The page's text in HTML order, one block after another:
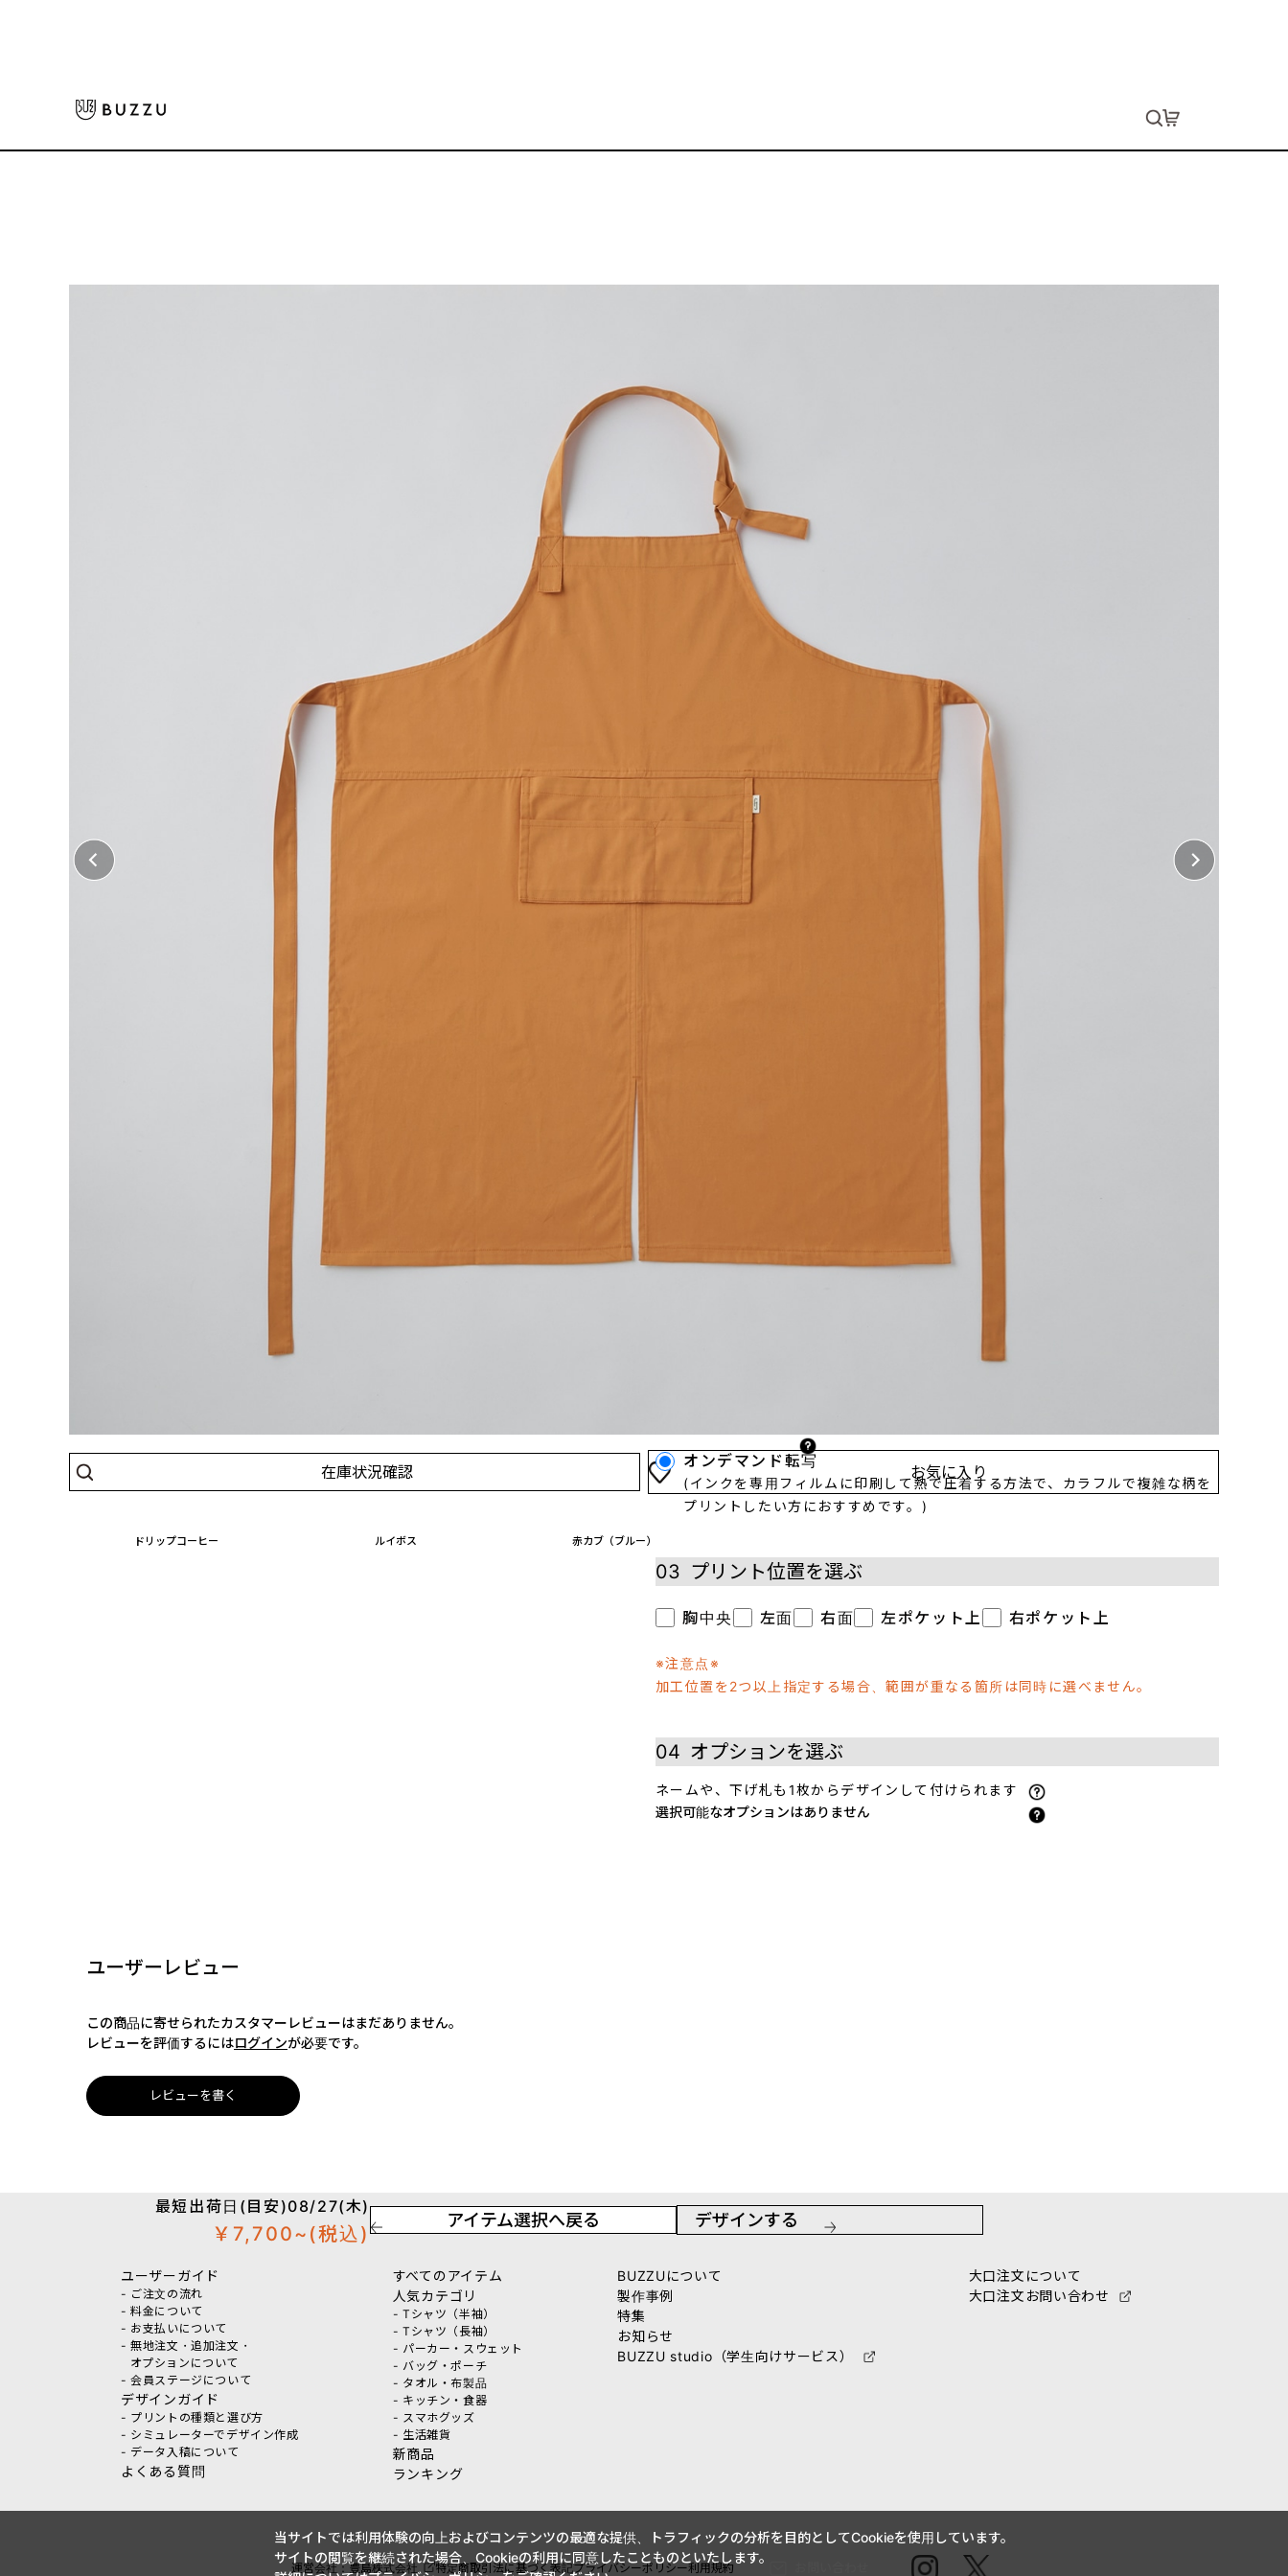
キッチン・食器 >
在庫状況確認 お気に入り
ドリップコーヒー ルイボス 赤カブ（ブルー）
¥7,700～
送料無料丨※プリント代は別途発生します。
プリントなしで購入する
サステナブルラインの【FOODTEXTILE】
ただ捨てられていくものを、生まれ変わらせることで、”食”を中心とした衣・食・住
の生活シーンをファッショナブルに楽しむ。
ファッション業界から食品廃棄物を再活用するプロジェクトです。
食べ物の「色」で染め上げたナチュラルな風合いが特徴です。
フロント部分には小物を分けて入れられるポケット付き。
FOODTEXTILEのネームがちょこんと添えられており、ワンポイントになっていま
ベーシックなデザインながら、大きめのポケットは使い勝手が良い上に、ポケットに
ドリップコーヒー、ルイボス、赤カブ(ブルー)の３色展開。
赤カブの色を抽出するとなぜかブルーになるのが面白いですよね。
ストーリーのあるものは、人にあげても自分で使ってもとても気持ちが良いもの。
少しお値段はしますが、自信を持っておすすめできる１枚です。
入稿規定に関する注意点は
01 カラーを選ぶ
オンデマンド転写
(インクを専用フィルムに印刷して熱で圧着する方法で、カラフルで複雑な柄を
プリントしたい方におすすめです。)
03 プリント位置を選ぶ
胸中央 左面 右面 左ポケット上 右ポケット上
※注意点※
加工位置を2つ以上指定する場合、範囲が重なる箇所は同時に選べません。
04 オプションを選ぶ
ネームや、下げ札も1枚からデザインして付けられます
選択可能なオプションはありません
ユーザーレビュー
この商品に寄せられたカスタマーレビューはまだありません。
レビューを評価するにはログインが必要です。
レビューを書く
最短出荷日(目安)08/27(木)
￥7,700~ (税込)
アイテム選択へ戻る デザインする
ユーザーガイド
- ご注文の流れ
- 料金について
- お支払いについて
- 無地注文・追加注文・
オプションについて
- 会員ステージについて
デザインガイド
- プリントの種類と選び方
- シミュレーターでデザイン作成
- データ入稿について
よくある質問
すべてのアイテム
人気カテゴリ
- Tシャツ（半袖）
- Tシャツ（長袖）
- パーカー・スウェット
- バッグ・ポーチ
- タオル・布製品
- キッチン・食器
- スマホグッズ
- 生活雑貨
新商品
ランキング
BUZZUについて
製作事例
特集
お知らせ
BUZZU studio（学生向けサービス）
大口注文について
大口注文お問い合わせ
運営会社：豊島株式会社 特定商取引法に基づく表記プライバシーポリシー利用規約
当サイトでは利用体験の向上およびコンテンツの最適な提供、トラフィックの分析を目的としてCookieを使用しています。
サイトの閲覧を継続された場合、Cookieの利用に同意したことものといたします。